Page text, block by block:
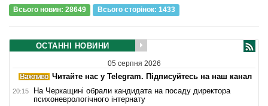
Всього новин: 28649 Всього сторiнок: 1433
ОСТАННІ НОВИНИ
05 серпня 2026
Читайте нас у Telegram. Підписуйтесь на наш канал
20:15
На Черкащині обрали кандидата на посаду директора
психоневрологічного інтернату